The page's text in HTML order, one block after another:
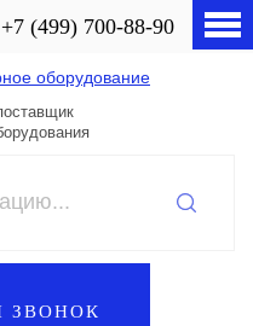
+7 (499) 700-88-90
ЗВОНОК